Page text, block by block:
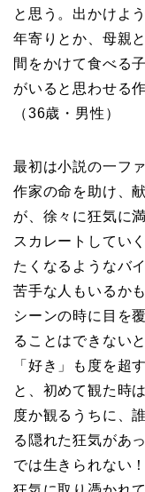
と思う。出かけよ
年寄りとか、母親
間をかけて食べる
がいると思わせる
（36歳・男性）
最初は小説の一フ
作家の命を助け、
が、徐々に狂気に
スカレートしてい
たくなるようなバ
苦手な人もいるか
シーンの時に目を
ることはできない
「好き」も度を超
と、初めて観た時
度か観るうちに、
る隠れた狂気があ
では生きられない